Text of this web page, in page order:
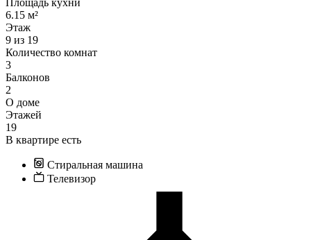
6.15 м²
Этаж
9 из 19
Количество комнат
3
Балконов
2
О доме
Этажей
19
В квартире есть
Стиральная машина
Телевизор